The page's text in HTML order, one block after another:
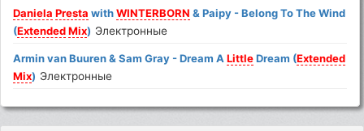
Daniela Presta withWINTERBORN & Paipy - Belong To The Wind
(Extended Mix) Электронные
Armin van Buuren & Sam Gray - Dream ALittleDream (Extended
Mix) Электронные